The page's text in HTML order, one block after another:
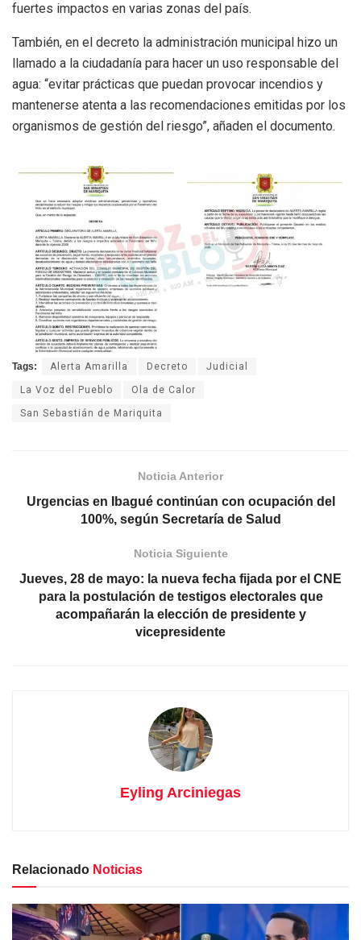
fuertes impactos en varias zonas del país.
También, en el decreto la administración municipal hizo un
llamado a la ciudadanía para hacer un uso responsable del
agua: “evitar prácticas que puedan provocar incendios y
mantenerse atenta a las recomendaciones emitidas por los
organismos de gestión del riesgo”, añaden el documento.
Tags: Alerta Amarilla Decreto Judicial
La Voz del Pueblo Ola de Calor
San Sebastián de Mariquita
Noticia Anterior
Urgencias en Ibagué continúan con ocupación del
100%, según Secretaría de Salud
Noticia Siguiente
Jueves, 28 de mayo: la nueva fecha fijada por el CNE
para la postulación de testigos electorales que
acompañarán la elección de presidente y
vicepresidente
Eyling Arciniegas
Relacionado Noticias